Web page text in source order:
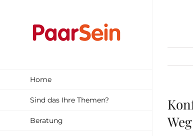
springen
Home
Sind das Ihre Themen?
Beratung